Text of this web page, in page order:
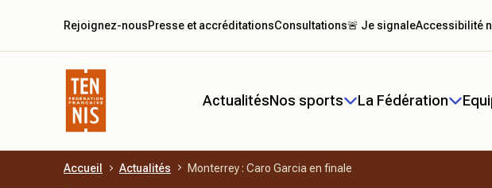
Aller au contenu principal
ActualitésNos sports La Fédération
Rejoignez-nousPresse et accréditationsConsultations🚨 Je signaleAccessibilité
Accueil Actualités Monterrey : Caro Garcia en finale